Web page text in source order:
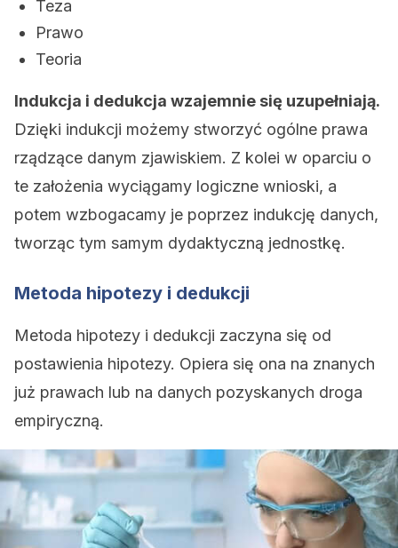
Teza
Prawo
Teoria
Indukcja i dedukcja wzajemnie się uzupełniają.
Dzięki indukcji możemy stworzyć ogólne prawa
rządzące danym zjawiskiem. Z kolei w oparciu o
te założenia wyciągamy logiczne wnioski, a
potem wzbogacamy je poprzez indukcję danych,
tworząc tym samym dydaktyczną jednostkę.
Metoda hipotezy i dedukcji
Metoda hipotezy i dedukcji zaczyna się od
postawienia hipotezy. Opiera się ona na znanych
już prawach lub na danych pozyskanych droga
empiryczną.